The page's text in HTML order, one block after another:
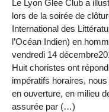
Le Lyon Glee Club a
lors de la soirée de
International des
l’Océan Indien) en
vendredi 14
Huit choristes ont
impératifs horaires,
en ouverture, en milieu
assurée par (…)